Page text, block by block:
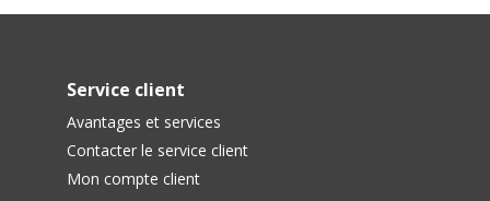
Service client
Avantages et services
Contacter le service client
Mon compte client